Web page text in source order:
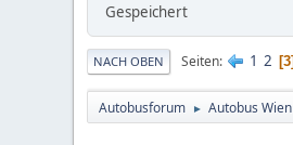
Gespeichert
NACH OBEN Seiten 1 2 3
Autobusforum ► Autobus Wien